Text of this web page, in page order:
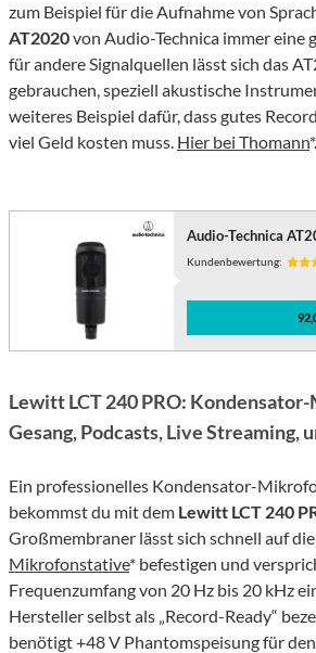
zum Beispiel für die Aufnahme von
AT2020von Audio-Technica immer eine
für andere Signalquellen lässt sich das
gebrauchen, speziell akustische
weiteres Beispiel dafür, dass gutes
viel Geld kosten muss. Hier bei Thomann*.
Audio-Technica
Kundenbewertung:
Lewitt LCT 240 PRO:
Gesang, Podcasts, Live Streaming,
Ein professionelles Kondensator-
bekommst du mit dem Lewitt LCT 240
Großmembraner lässt sich schnell auf
Mikrofonstative* befestigen und
Frequenzumfang von 20 Hz bis 20 kHz
Hersteller selbst als „Record-Ready“
benötigt +48 V Phantomspeisung für